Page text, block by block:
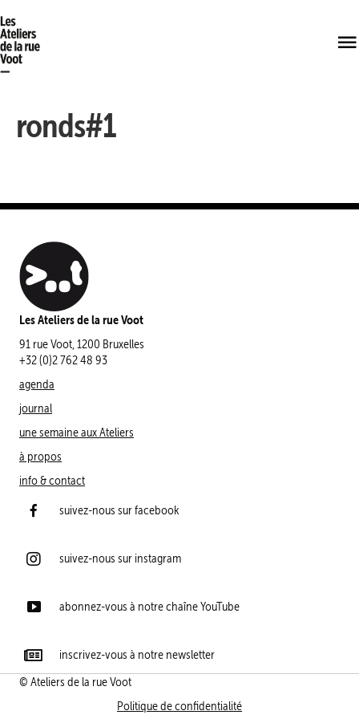
ronds#1
Les Ateliers de la rue Voot
91 rue Voot, 1200 Bruxelles
+32 (0)2 762 48 93
agenda
journal
une semaine aux Ateliers
à propos
info & contact
suivez-nous sur facebook
suivez-nous sur instagram
abonnez-vous à notre chaîne YouTube
inscrivez-vous à notre newsletter
© Ateliers de la rue Voot
Politique de confidentialité